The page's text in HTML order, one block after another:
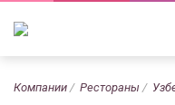
Компании Рестораны